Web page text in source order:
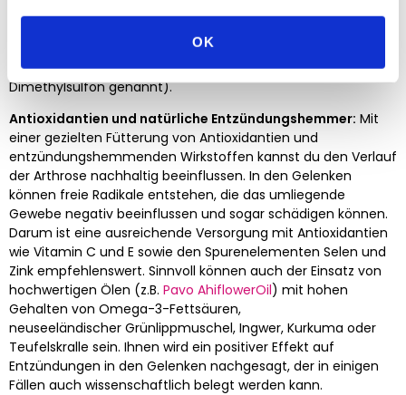
OK
Maßen zufüttern. MSM ist die Abkürzung für die organische
Schwefelverbindung Methylsulfonylmethan (auch
Dimethylsulfon genannt).
Antioxidantien und natürliche Entzündungshemmer: Mit
einer gezielten Fütterung von Antioxidantien und
entzündungshemmenden Wirkstoffen kannst du den Verlauf
der Arthrose nachhaltig beeinflussen. In den Gelenken
können freie Radikale entstehen, die das umliegende
Gewebe negativ beeinflussen und sogar schädigen können.
Darum ist eine ausreichende Versorgung mit Antioxidantien
wie Vitamin C und E sowie den Spurenelementen Selen und
Zink empfehlenswert. Sinnvoll können auch der Einsatz von
hochwertigen Ölen (z.B. Pavo AhiflowerOil) mit hohen
Gehalten von Omega-3-Fettsäuren,
neuseeländischer Grünlippmuschel, Ingwer, Kurkuma oder
Teufelskralle sein. Ihnen wird ein positiver Effekt auf
Entzündungen in den Gelenken nachgesagt, der in einigen
Fällen auch wissenschaftlich belegt werden kann.